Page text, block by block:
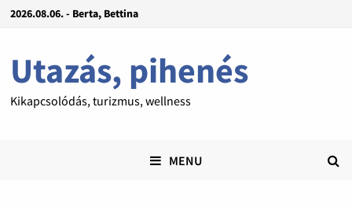
2026.08.06. - Berta, Bettina
Utazás, pihenés
Kikapcsolódás, turizmus, wellness
MENU